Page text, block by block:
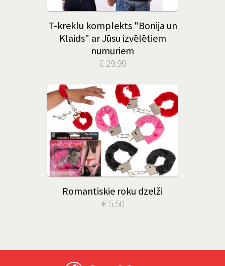
T-kreklu komplekts "Bonija un
Klaids" ar Jūsu izvēlētiem
numuriem
€ 29.99
Romantiskie roku dzelži
€ 5.50